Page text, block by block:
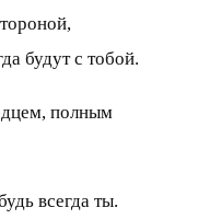
будут с тобой.
полным
всегда ты.